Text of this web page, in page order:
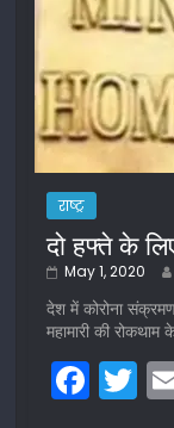
राष्ट्र
दो हफ्ते के
May 1, 2020
देश में कोरोना
महामारी की रोकथाम
F T